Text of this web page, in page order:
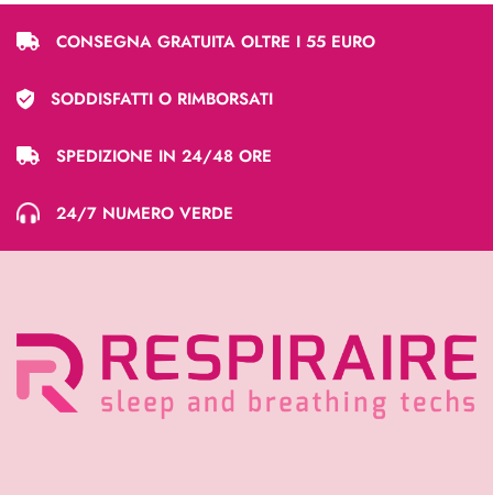
CONSEGNA GRATUITA OLTRE I 55 EURO
SODDISFATTI O RIMBORSATI
SPEDIZIONE IN 24/48 ORE
24/7 NUMERO VERDE